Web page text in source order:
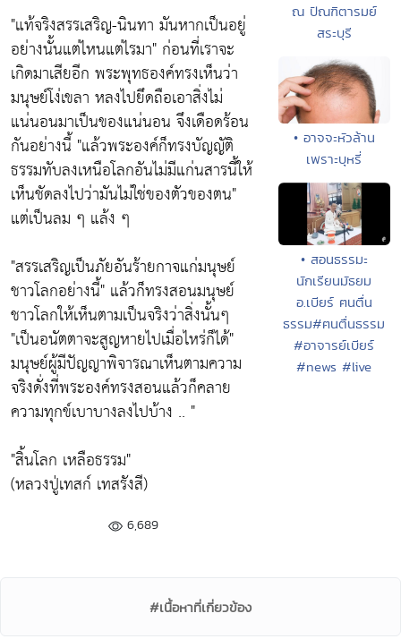
"แท้จริงสรรเสริญ-นินทา มันหากเป็นอยู่
อย่างนั้นแต่ไหนแต่ไรมา" ก่อนที่เราจะ
เกิดมาเสียอีก พระพุทธองค์ทรงเห็นว่า
มนุษย์โง่เขลา หลงไปยึดถือเอาสิ่งไม่
แน่นอนมาเป็นของแน่นอน จึงเดือดร้อน
กันอย่างนี้ "แล้วพระองค์ก็ทรงบัญญัติ
ธรรมทับลงเหนือโลกอันไม่มีแก่นสารนี้ให้
เห็นชัดลงไปว่ามันไม่ใช่ของตัวของตน"
แต่เป็นลม ๆ แล้ง ๆ
"สรรเสริญเป็นภัยอันร้ายกาจแก่มนุษย์
ชาวโลกอย่างนี้" แล้วก็ทรงสอนมนุษย์
ชาวโลกให้เห็นตามเป็นจริงว่าสิ่งนั้นๆ
"เป็นอนัตตาจะสูญหายไปเมื่อไหร่ก็ได้"
มนุษย์ผู้มีปัญญาพิจารณาเห็นตามความ
จริงดั่งที่พระองค์ทรงสอนแล้วก็คลาย
ความทุกข์เบาบางลงไปบ้าง .. "
"สิ้นโลก เหลือธรรม"
(หลวงปู่เทสก์ เทสรังสี)
6,689
ณ ปัณฑิตารมย์
สระบุรี
• อาจจะหัวล้าน
เพราะบุหรี่
• สอนธรรมะ
นักเรียนมัธยม
อ.เบียร์ ฅนตื่น
ธรรม#ฅนตื่นธรรม
#อาจารย์เบียร์
#news #live
#เนื้อหาที่เกี่ยวข้อง